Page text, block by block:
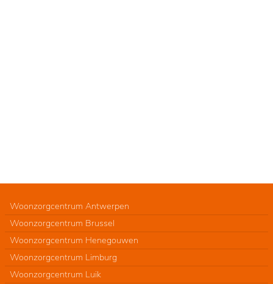
Woonzorgcentrum Antwerpen
Woonzorgcentrum Brussel
Woonzorgcentrum Henegouwen
Woonzorgcentrum Limburg
Woonzorgcentrum Luik